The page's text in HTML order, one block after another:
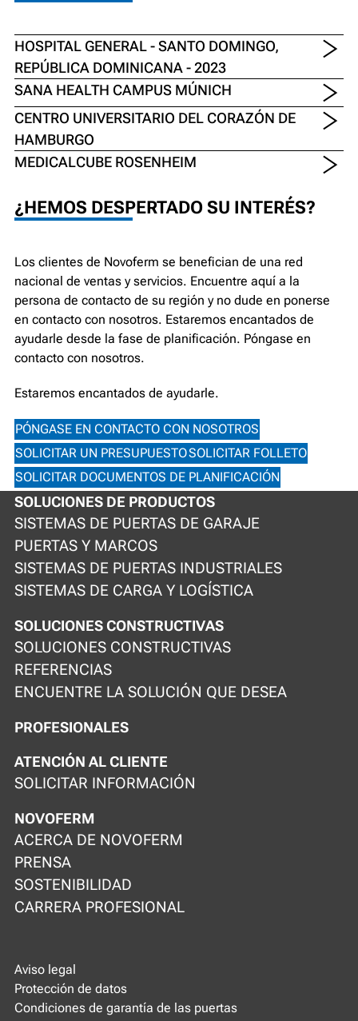
HOSPITAL GENERAL - SANTO DOMINGO,
REPÚBLICA DOMINICANA - 2023
SANA HEALTH CAMPUS MÚNICH
CENTRO UNIVERSITARIO DEL CORAZÓN DE
HAMBURGO
MEDICALCUBE ROSENHEIM
¿HEMOS DESPERTADO SU INTERÉS?
Los clientes de Novoferm se benefician de una red
nacional de ventas y servicios. Encuentre aquí a la
persona de contacto de su región y no dude en ponerse
en contacto con nosotros. Estaremos encantados de
ayudarle desde la fase de planificación. Póngase en
contacto con nosotros.
Estaremos encantados de ayudarle.
PÓNGASE EN CONTACTO CON NOSOTROS
SOLICITAR UN PRESUPUESTOSOLICITAR FOLLETO
SOLICITAR DOCUMENTOS DE PLANIFICACIÓN
SOLUCIONES DE PRODUCTOS
SISTEMAS DE PUERTAS DE GARAJE
PUERTAS Y MARCOS
SISTEMAS DE PUERTAS INDUSTRIALES
SISTEMAS DE CARGA Y LOGÍSTICA
SOLUCIONES CONSTRUCTIVAS
SOLUCIONES CONSTRUCTIVAS
REFERENCIAS
ENCUENTRE LA SOLUCIÓN QUE DESEA
PROFESIONALES
ATENCIÓN AL CLIENTE
SOLICITAR INFORMACIÓN
NOVOFERM
ACERCA DE NOVOFERM
PRENSA
SOSTENIBILIDAD
CARRERA PROFESIONAL
Aviso legal
Protección de datos
Condiciones de garantía de las puertas